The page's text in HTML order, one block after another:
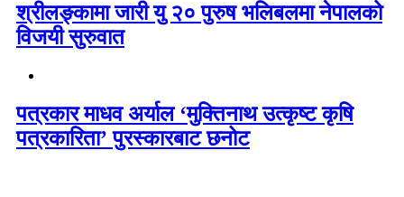
श्रीलङ्कामा जारी यु २० पुरुष भलिबलमा नेपालको
विजयी सुरुवात
पत्रकार माधव अर्याल ‘मुक्तिनाथ उत्कृष्ट कृषि
पत्रकारिता’ पुरस्कारबाट छनोट